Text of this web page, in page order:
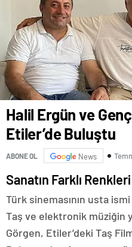
Halil Ergün ve
Etiler’de Buluştu
ABONE OL News
Sanatın Farklı
Türk sinemasının usta
Taş ve elektronik müziğin
Görgen, Etiler’deki Taş